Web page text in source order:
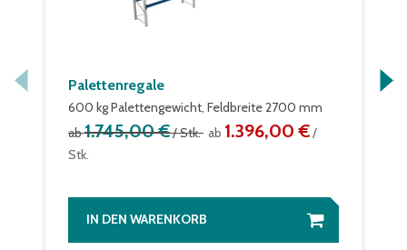
Palettenregale
600 kg Palettengewicht, Feldbreite 2700 mm
ab1.745,00 €/ Stk. ab 1.396,00 €/
Stk.
IN DEN WARENKORB